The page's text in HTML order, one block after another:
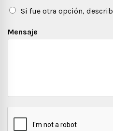
Si fue otra opción,
Mensaje